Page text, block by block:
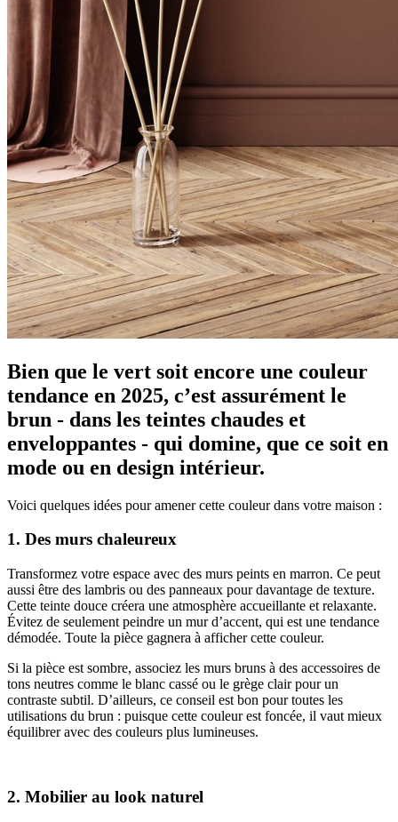
Bien que le vert soit encore une couleur
tendance en 2025, c’est assurément le
brun - dans les teintes chaudes et
enveloppantes - qui domine, que ce soit en
mode ou en design intérieur.
Voici quelques idées pour amener cette couleur dans votre maison :
1. Des murs chaleureux
Transformez votre espace avec des murs peints en marron. Ce peut
aussi être des lambris ou des panneaux pour davantage de texture.
Cette teinte douce créera une atmosphère accueillante et relaxante.
Évitez de seulement peindre un mur d’accent, qui est une tendance
démodée. Toute la pièce gagnera à afficher cette couleur.
Si la pièce est sombre, associez les murs bruns à des accessoires de
tons neutres comme le blanc cassé ou le grège clair pour un
contraste subtil. D’ailleurs, ce conseil est bon pour toutes les
utilisations du brun : puisque cette couleur est foncée, il vaut mieux
équilibrer avec des couleurs plus lumineuses.
2. Mobilier au look naturel